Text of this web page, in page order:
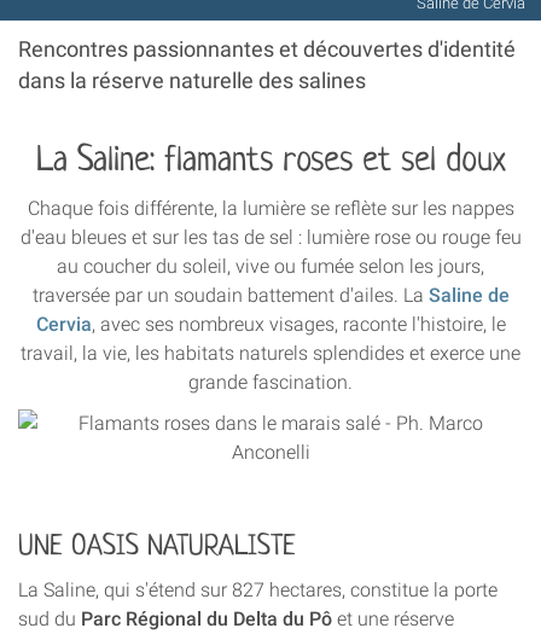
Rencontres passionnantes et découvertes d'identité
dans la réserve naturelle des salines
La Saline: flamants roses et sel doux
Chaque fois différente, la lumière se reflète sur les nappes
d'eau bleues et sur les tas de sel : lumière rose ou rouge feu
au coucher du soleil, vive ou fumée selon les jours,
traversée par un soudain battement d'ailes. La Saline de
Cervia, avec ses nombreux visages, raconte l'histoire, le
travail, la vie, les habitats naturels splendides et exerce une
grande fascination.
UNE OASIS NATURALISTE
La Saline, qui s'étend sur 827 hectares, constitue la porte
sud du Parc Régional du Delta du Pô et une réserve